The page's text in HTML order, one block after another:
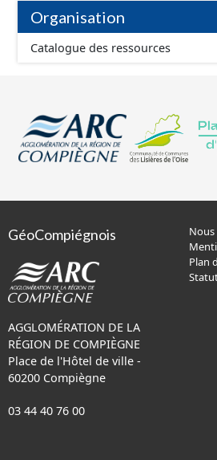
Organisation
Catalogue des ressources
GéoCompiégnois
AGGLOMÉRATION DE LA
RÉGION DE COMPIÈGNE
Place de l'Hôtel de ville -
60200 Compiègne
03 44 40 76 00
Plan